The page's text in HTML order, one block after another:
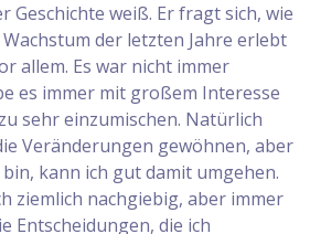
Geschichte weiß. Er fragt sich, wie
der letzten Jahre erlebt
allem. Es war nicht immer
es immer mit großem Interesse
sehr einzumischen. Natürlich
Veränderungen gewöhnen, aber
kann ich gut damit umgehen.
ziemlich nachgiebig, aber immer
Entscheidungen, die ich